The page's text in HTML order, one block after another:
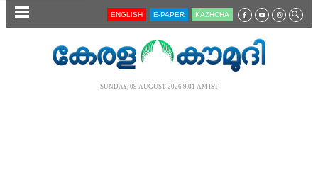
SECTIONS ENGLISH E-PAPER KĀZHCHA
SUNDAY, 09 AUGUST 2026 9.01 AM IST